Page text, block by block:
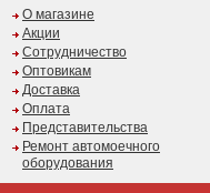
О магазине
Акции
Сотрудничество
Оптовикам
Доставка
Оплата
Представительства
Ремонт автомоечного
оборудования